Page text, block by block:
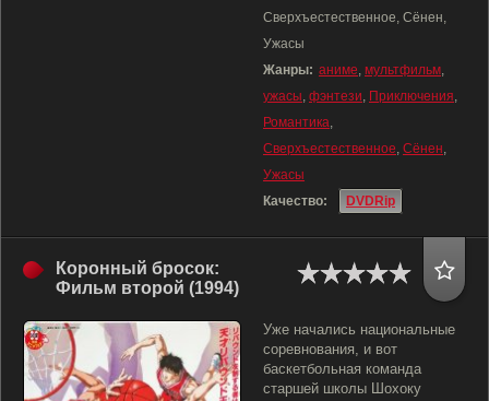
Сверхъестественное, Сёнен,
Ужасы
Жанры: аниме, мультфильм,
ужасы, фэнтези, Приключения,
Романтика,
Сверхъестественное, Сёнен,
Ужасы
Качество:
DVDRip
Коронный бросок:
Фильм второй (1994)
Уже начались национальные
соревнования, и вот
баскетбольная команда
старшей школы Шохоку